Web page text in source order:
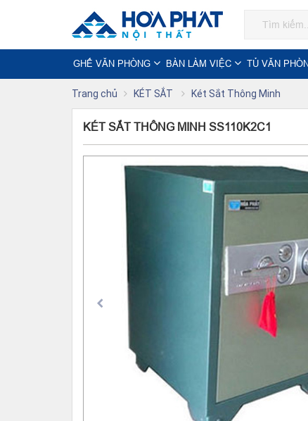
GHẾ VĂN PHÒNG BÀN LÀM VIỆC TỦ VĂN
Trang chủ KÉT SẮT Két Sắt Thông Minh
KÉT SẮT THÔNG MINH SS110K2C1